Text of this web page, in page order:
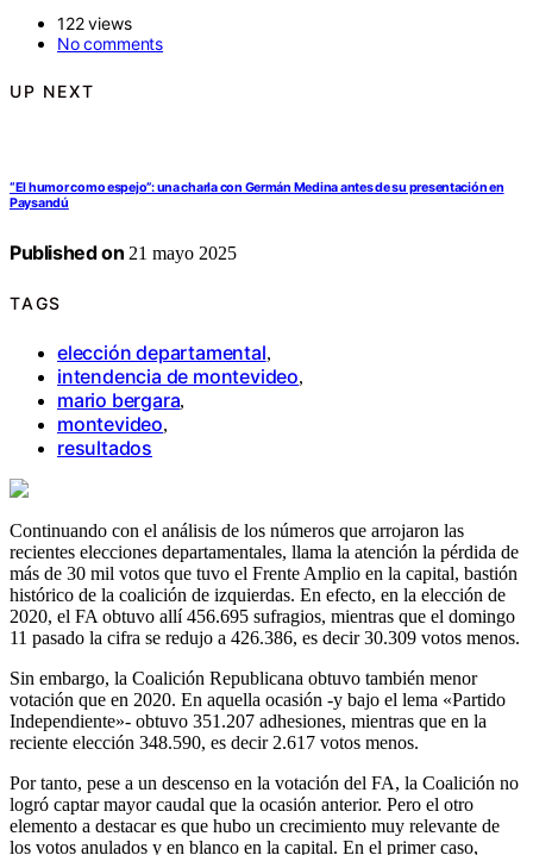
122 views
No comments
UP NEXT
“El humor como espejo”: una charla con Germán Medina antes de su presentación en
Paysandú
Published on 21 mayo 2025
TAGS
elección departamental,
intendencia de montevideo,
mario bergara,
montevideo,
resultados
Continuando con el análisis de los números que arrojaron las
recientes elecciones departamentales, llama la atención la pérdida de
más de 30 mil votos que tuvo el Frente Amplio en la capital, bastión
histórico de la coalición de izquierdas. En efecto, en la elección de
2020, el FA obtuvo allí 456.695 sufragios, mientras que el domingo
11 pasado la cifra se redujo a 426.386, es decir 30.309 votos menos.
Sin embargo, la Coalición Republicana obtuvo también menor
votación que en 2020. En aquella ocasión -y bajo el lema «Partido
Independiente»- obtuvo 351.207 adhesiones, mientras que en la
reciente elección 348.590, es decir 2.617 votos menos.
Por tanto, pese a un descenso en la votación del FA, la Coalición no
logró captar mayor caudal que la ocasión anterior. Pero el otro
elemento a destacar es que hubo un crecimiento muy relevante de
los votos anulados y en blanco en la capital. En el primer caso,